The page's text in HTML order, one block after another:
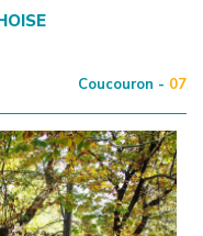
Coucouron - 07